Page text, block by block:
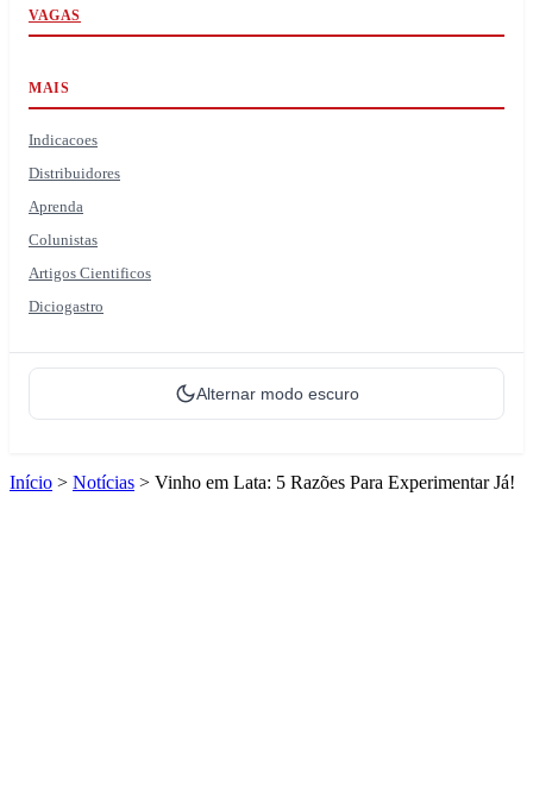
VAGAS
MAIS
Indicacoes
Distribuidores
Aprenda
Colunistas
Artigos Cientificos
Diciogastro
Alternar modo escuro
Início > Notícias > Vinho em Lata: 5 Razões Para Experimentar Já!